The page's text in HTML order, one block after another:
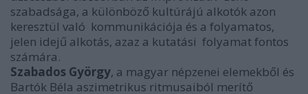
szabadsága, a különböző kultúrájú alkotók azon
keresztül való kommunikációja és a folyamatos,
jelen idejű alkotás, azaz a kutatási folyamat fontos
számára.
Szabados György, a magyar népzenei elemekből és
Bartók Béla aszimetrikus ritmusaiból merítő